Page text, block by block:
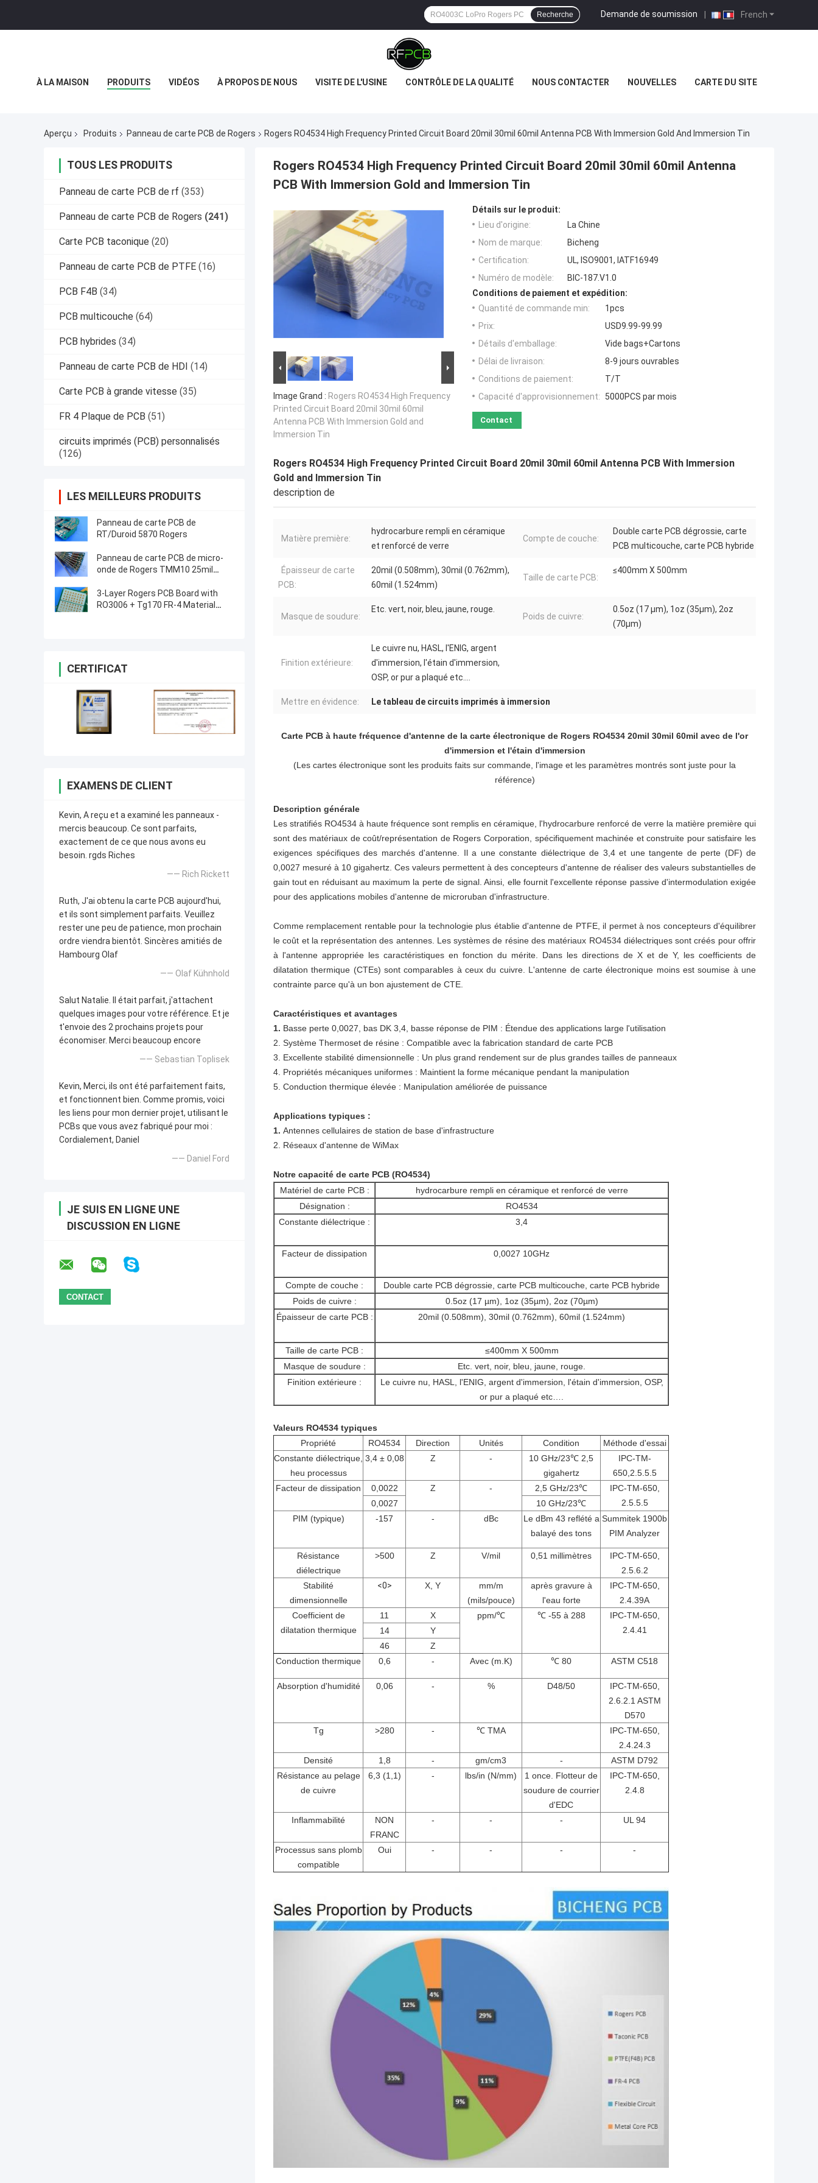
French
Demande de soumission |
Recherche
À LA MAISON PRODUITS VIDÉOS À PROPOS DE NOUS VISITE DE L'USINE CONTRÔLE DE LA QUALITÉ NOUS CONTACTER NOUVELLES CARTE DU SITE
Aperçu Produits Panneau de carte PCB de Rogers Rogers RO4534 High Frequency Printed Circuit Board 20mil 30mil 60mil Antenna PCB With Immersion Gold And Immersion Tin
TOUS LES PRODUITS
Panneau de carte PCB de rf (353)
Panneau de carte PCB de Rogers (241)
Carte PCB taconique (20)
Panneau de carte PCB de PTFE (16)
PCB F4B (34)
PCB multicouche (64)
PCB hybrides (34)
Panneau de carte PCB de HDI (14)
Carte PCB à grande vitesse (35)
FR 4 Plaque de PCB (51)
circuits imprimés (PCB) personnalisés
(126)
LES MEILLEURS PRODUITS
Panneau de carte PCB de
RT/Duroid 5870 Rogers
Panneau de carte PCB de micro-
onde de Rogers TMM10 25mil
diélectriques
3-Layer Rogers PCB Board with
RO3006 + Tg170 FR-4 Material
CERTIFICAT
EXAMENS DE CLIENT
Kevin, A reçu et a examiné les panneaux -
mercis beaucoup. Ce sont parfaits,
exactement de ce que nous avons eu
besoin. rgds Riches
—— Rich Rickett
Ruth, J'ai obtenu la carte PCB aujourd'hui,
et ils sont simplement parfaits. Veuillez
rester une peu de patience, mon prochain
ordre viendra bientôt. Sincères amitiés de
Hambourg Olaf
—— Olaf Kühnhold
Salut Natalie. Il était parfait, j'attachent
quelques images pour votre référence. Et je
t'envoie des 2 prochains projets pour
économiser. Merci beaucoup encore
—— Sebastian Toplisek
Kevin, Merci, ils ont été parfaitement faits,
et fonctionnent bien. Comme promis, voici
les liens pour mon dernier projet, utilisant le
PCBs que vous avez fabriqué pour moi :
Cordialement, Daniel
—— Daniel Ford
JE SUIS EN LIGNE UNE
DISCUSSION EN LIGNE
Rogers RO4534 High Frequency Printed Circuit Board 20mil 30mil 60mil Antenna
PCB With Immersion Gold and Immersion Tin
Image Grand : Rogers RO4534 High Frequency
Printed Circuit Board 20mil 30mil 60mil
Antenna PCB With Immersion Gold and
Immersion Tin
Détails sur le produit:
Lieu d'origine:
La Chine
Nom de marque:
Bicheng
Certification:
UL, ISO9001, IATF16949
Numéro de modèle:
BIC-187.V1.0
Conditions de paiement et expédition:
Quantité de commande min:
1pcs
Prix:
USD9.99-99.99
Détails d'emballage:
Vide bags+Cartons
Délai de livraison:
8-9 jours ouvrables
Conditions de paiement:
T/T
Capacité d'approvisionnement:
5000PCS par mois
Contact
Rogers RO4534 High Frequency Printed Circuit Board 20mil 30mil 60mil Antenna PCB With Immersion
Gold and Immersion Tin
description de
Matière première:
hydrocarbure rempli en céramique
et renforcé de verre
Compte de couche:
Double carte PCB dégrossie, carte
PCB multicouche, carte PCB hybride
Épaisseur de carte
PCB:
20mil (0.508mm), 30mil (0.762mm),
60mil (1.524mm)
Taille de carte PCB:
≤400mm X 500mm
Masque de soudure:
Etc. vert, noir, bleu, jaune, rouge.
Poids de cuivre:
0.5oz (17 µm), 1oz (35µm), 2oz
(70µm)
Finition extérieure:
Le cuivre nu, HASL, l'ENIG, argent
d'immersion, l'étain d'immersion,
OSP, or pur a plaqué etc….
Mettre en évidence: Le tableau de circuits imprimés à immersion
Carte PCB à haute fréquence d'antenne de la carte électronique de Rogers RO4534 20mil 30mil 60mil avec de l'or
d'immersion et l'étain d'immersion
(Les cartes électronique sont les produits faits sur commande, l'image et les paramètres montrés sont juste pour la
référence)
Description générale
Les stratifiés RO4534 à haute fréquence sont remplis en céramique, l'hydrocarbure renforcé de verre la matière première qui
sont des matériaux de coût/représentation de Rogers Corporation, spécifiquement machinée et construite pour satisfaire les
exigences spécifiques des marchés d'antenne. Il a une constante diélectrique de 3,4 et une tangente de perte (DF) de
0,0027 mesuré à 10 gigahertz. Ces valeurs permettent à des concepteurs d'antenne de réaliser des valeurs substantielles de
gain tout en réduisant au maximum la perte de signal. Ainsi, elle fournit l'excellente réponse passive d'intermodulation exigée
pour des applications mobiles d'antenne de microruban d'infrastructure.
Comme remplacement rentable pour la technologie plus établie d'antenne de PTFE, il permet à nos concepteurs d'équilibrer
le coût et la représentation des antennes. Les systèmes de résine des matériaux RO4534 diélectriques sont créés pour offrir
à l'antenne appropriée les caractéristiques en fonction du mérite. Dans les directions de X et de Y, les coefficients de
dilatation thermique (CTEs) sont comparables à ceux du cuivre. L'antenne de carte électronique moins est soumise à une
contrainte parce qu'à un bon ajustement de CTE.
Caractéristiques et avantages
1. Basse perte 0,0027, bas DK 3,4, basse réponse de PIM : Étendue des applications large l'utilisation
2. Système Thermoset de résine : Compatible avec la fabrication standard de carte PCB
3. Excellente stabilité dimensionnelle : Un plus grand rendement sur de plus grandes tailles de panneaux
4. Propriétés mécaniques uniformes : Maintient la forme mécanique pendant la manipulation
5. Conduction thermique élevée : Manipulation améliorée de puissance
Applications typiques :
1. Antennes cellulaires de station de base d'infrastructure
2. Réseaux d'antenne de WiMax
Notre capacité de carte PCB (RO4534)
Matériel de carte PCB :
hydrocarbure rempli en céramique et renforcé de verre
Désignation :
RO4534
Constante diélectrique :
3,4
Facteur de dissipation 0,0027 10GHz
Compte de couche :
Double carte PCB dégrossie, carte PCB multicouche, carte PCB hybride
Poids de cuivre :
0.5oz (17 µm), 1oz (35µm), 2oz (70µm)
Épaisseur de carte PCB :
20mil (0.508mm), 30mil (0.762mm), 60mil (1.524mm)
Taille de carte PCB :
≤400mm X 500mm
Masque de soudure :
Etc. vert, noir, bleu, jaune, rouge.
Finition extérieure :
Le cuivre nu, HASL, l'ENIG, argent d'immersion, l'étain d'immersion, OSP,
or pur a plaqué etc….
Valeurs RO4534 typiques
Propriété
RO4534 Direction Unités Condition
Méthode d'essai
Constante diélectrique,
heu processus
3,4 ± 0,08 Z -
10 GHz/23℃ 2,5
gigahertz
IPC-TM-
650,2.5.5.5
Facteur de dissipation
0,0022 Z - 2,5 GHz/23℃
IPC-TM-650,
2.5.5.5
0,0027
10 GHz/23℃
PIM (typique)
-157 - dBc
Le dBm 43 reflété a
balayé des tons
Summitek 1900b
PIM Analyzer
Résistance
diélectrique
>500 Z V/mil 0,51 millimètres
IPC-TM-650,
2.5.6.2
Stabilité
dimensionnelle
<0> X, Y
mm/m
(mils/pouce)
après gravure à
l'eau forte
IPC-TM-650,
2.4.39A
Coefficient de
dilatation thermique
11 X ppm/℃ ℃ -55 à 288
IPC-TM-650,
2.4.41
14
Y
46
Z
Conduction thermique
0,6 - Avec (m.K) ℃ 80 ASTM C518
Absorption d'humidité 0,06 - % D48/50
IPC-TM-650,
2.6.2.1 ASTM
D570
Tg
>280 - ℃ TMA
IPC-TM-650,
2.4.24.3
Densité
1,8 - gm/cm3 -
ASTM D792
Résistance au pelage
de cuivre
6,3 (1,1) - lbs/in (N/mm)
1 once. Flotteur de
soudure de courrier
d'EDC
IPC-TM-650,
2.4.8
Inflammabilité
NON
FRANC
- - - UL 94
Processus sans plomb
compatible
Oui - - - -